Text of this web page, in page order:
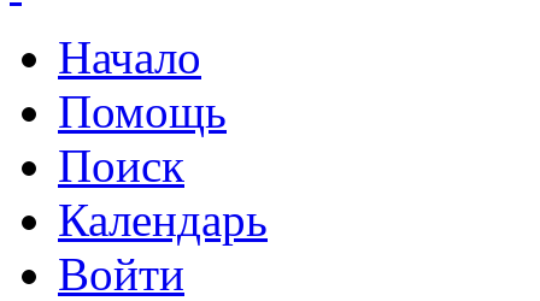
Начало
Помощь
Поиск
Календарь
Войти